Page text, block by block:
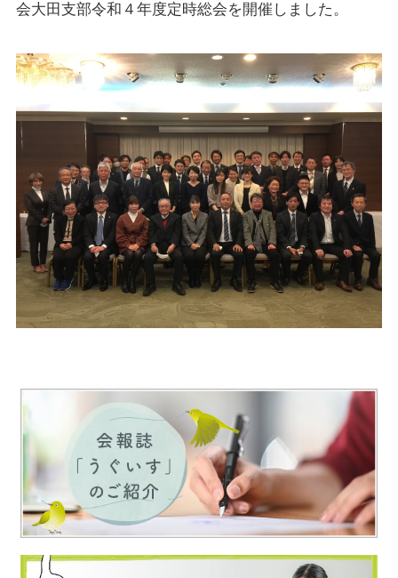
会大田支部令和４年度定時総会を開催しました。